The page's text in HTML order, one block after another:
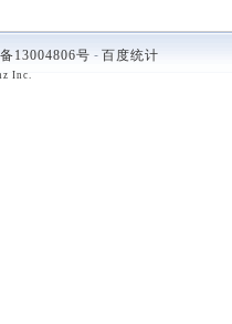
13004806号 - 百度统计
Inc.